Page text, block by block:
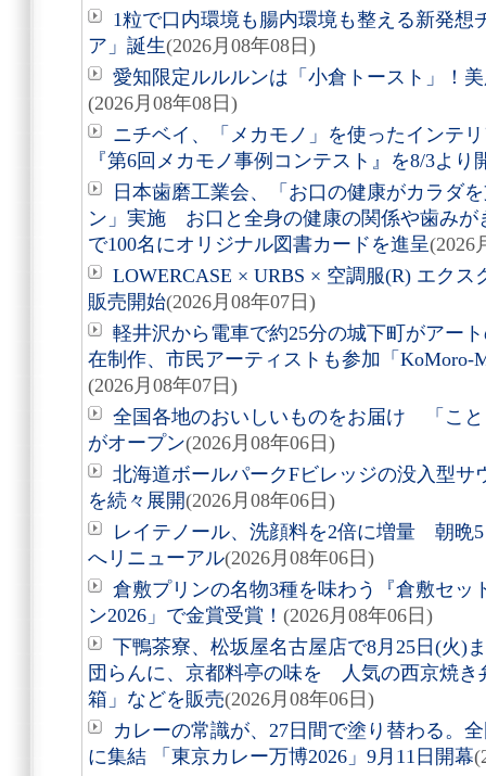
1粒で口内環境も腸内環境も整える新発想
ア」誕生(2026月08年08日)
愛知限定ルルルンは「小倉トースト」！
(2026月08年08日)
ニチベイ、「メカモノ」を使ったインテ
『第6回メカモノ事例コンテスト』を8/3より
日本歯磨工業会、「お口の健康がカラダ
ン」実施 お口と全身の健康の関係や歯みが
で100名にオリジナル図書カードを進呈(2026
LOWERCASE × URBS × 空調服(R) エク
販売開始(2026月08年07日)
軽井沢から電車で約25分の城下町がアー
在制作、市民アーティストも参加「KoMoro-
(2026月08年07日)
全国各地のおいしいものをお届け 「こ
がオープン(2026月08年06日)
北海道ボールパークFビレッジの没入型サ
を続々展開(2026月08年06日)
レイテノール、洗顔料を2倍に増量 朝晩
へリニューアル(2026月08年06日)
倉敷プリンの名物3種を味わう『倉敷セッ
ン2026」で金賞受賞！ (2026月08年06日)
下鴨茶寮、松坂屋名古屋店で8月25日(火)
団らんに、京都料亭の味を 人気の西京焼き
箱」などを販売(2026月08年06日)
カレーの常識が、27日間で塗り替わる。
に集結 「東京カレー万博2026」9月11日開幕